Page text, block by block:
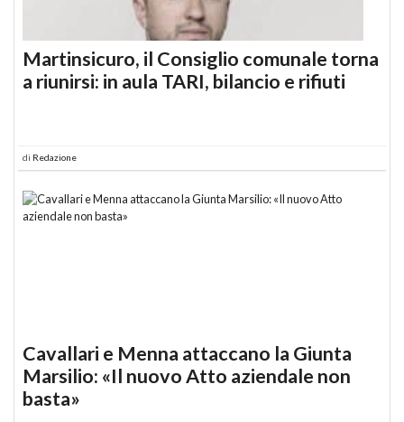
Martinsicuro, il Consiglio comunale torna
a riunirsi: in aula TARI, bilancio e rifiuti
di Redazione
Cavallari e Menna attaccano la Giunta
Marsilio: «Il nuovo Atto aziendale non
basta»